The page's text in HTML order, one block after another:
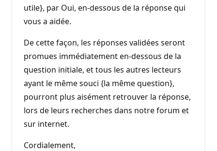
utile}, par Oui, en-dessous de la réponse qui
vous a aidée.
De cette façon, les réponses validées seront
promues immédiatement en-dessous de la
question initiale, et tous les autres lecteurs
ayant le même souci {la même question},
pourront plus aisément retrouver la réponse,
lors de leurs recherches dans notre forum et
sur internet.
Cordialement,